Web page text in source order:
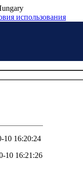
использования
10 16:20:24
10 16:21:26